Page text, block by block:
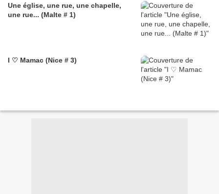
Une église, une rue, une chapelle,
une rue... (Malte # 1)
I ♡ Mamac (Nice # 3)